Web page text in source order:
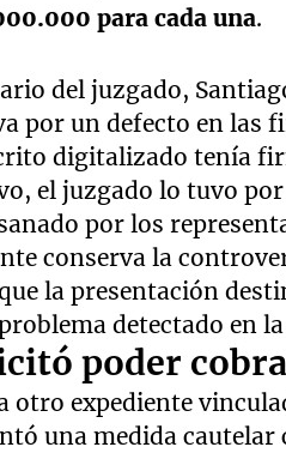
para cada una.
del juzgado,
por un defecto en las
digitalizado tenía
el juzgado lo tuvo
por los
conserva la
la presentación
detectado en
poder
otro expediente
una medida cautelar